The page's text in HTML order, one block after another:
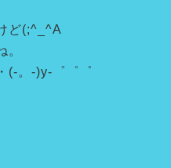
ど(;^_^A
。
(-。-)y-゜゜゜